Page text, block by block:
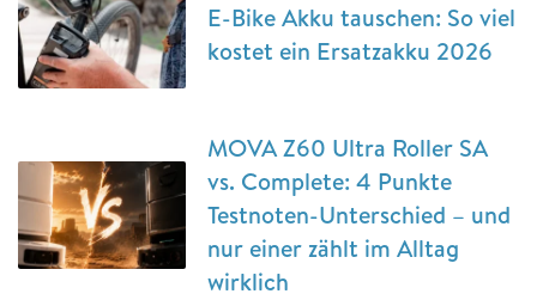
E-Bike Akku tauschen: So viel
kostet ein Ersatzakku 2026
MOVA Z60 Ultra Roller SA
vs. Complete: 4 Punkte
Testnoten-Unterschied – und
nur einer zählt im Alltag
wirklich